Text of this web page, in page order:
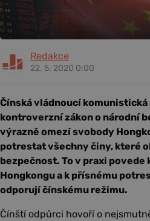
Redakce
22. 5. 2020 0:00
Čínská vládnoucí
kontroverzní zákon o národní
výrazně omezí svobody
potrestat všechny činy, které
bezpečnost. To v praxi povede
Hongkongu a k přísnému
odporují čínskému režimu.
Čínští odpůrci hovoří o